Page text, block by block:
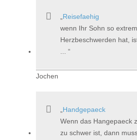
Reisefaehig
wenn Ihr Sohn so
Herzbeschwerden hat,
Jochen
Handgepaeck
Wenn das Hangepaeck
zu schwer ist, dann